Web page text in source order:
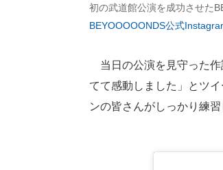
初の武道館公演を成功させた
BEYOOOOONDS公式
当日の公演を見守った作
てて感動しました」とツ
ンの皆さんがしっかり練